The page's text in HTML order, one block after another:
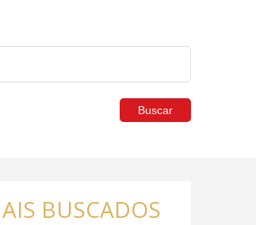
Buscar
BUSCADOS